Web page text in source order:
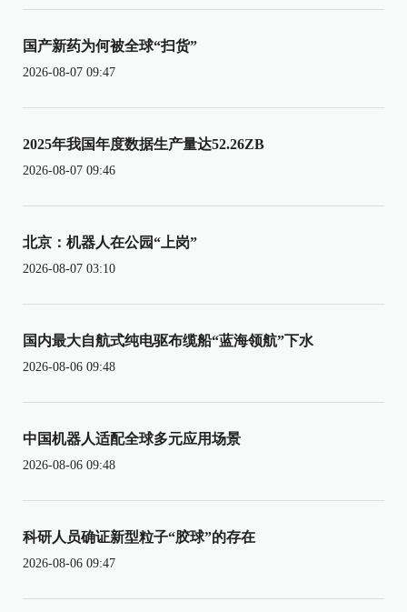
国产新药为何被全球“扫货”
2026-08-07 09:47
2025年我国年度数据生产量达52.26ZB
2026-08-07 09:46
北京：机器人在公园“上岗”
2026-08-07 03:10
国内最大自航式纯电驱布缆船“蓝海领航”下水
2026-08-06 09:48
中国机器人适配全球多元应用场景
2026-08-06 09:48
科研人员确证新型粒子“胶球”的存在
2026-08-06 09:47